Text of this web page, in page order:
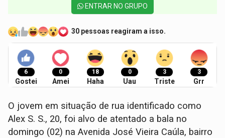
ENTRAR NO GRUPO
30 pessoas reagiram a isso.
6
Gostei
0
Amei
18
Haha
0
Uau
3
Triste
3
Grr
O jovem em situação de rua identificado como
Alex S. S., 20, foi alvo de atentado a bala no
domingo (02) na Avenida José Vieira Caúla, bairro